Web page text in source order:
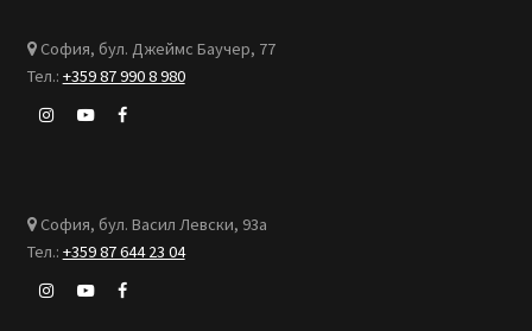
София, бул. Джеймс Баучер, 77
Тел.: +359 87 990 8 980
София, бул. Васил Левски, 93а
Тел.: +359 87 644 23 04